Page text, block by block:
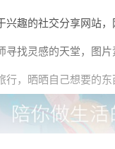
趣的社交分享网站，
寻找灵感的天堂，图
，晒晒自己想要的东